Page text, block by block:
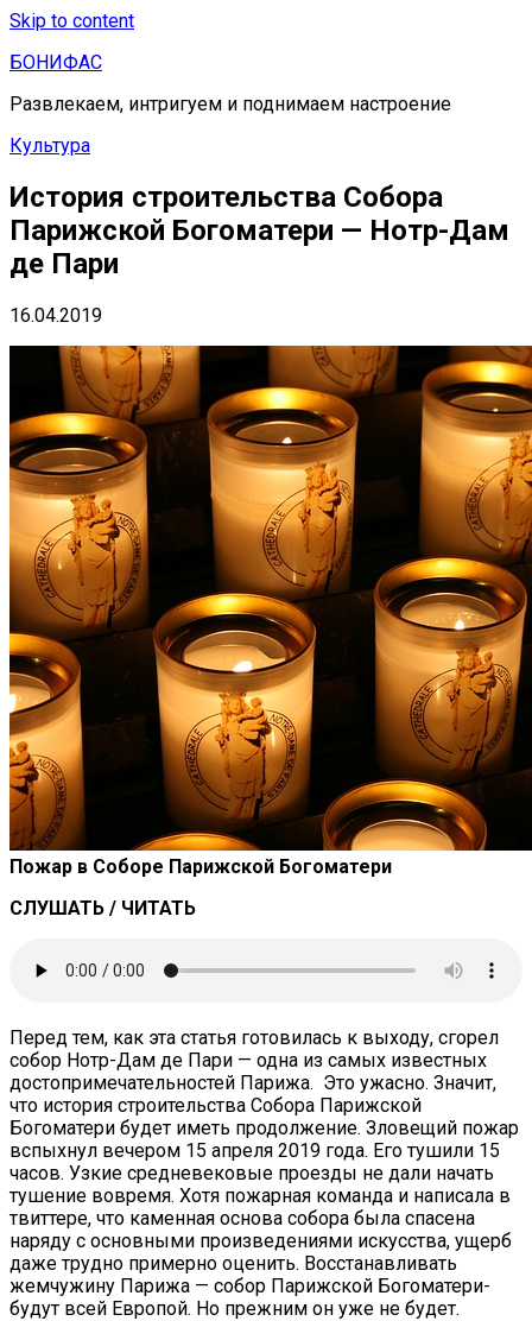
Skip to content
БОНИФАС
Развлекаем, интригуем и поднимаем настроение
Культура
История строительства Собора
Парижской Богоматери — Нотр-Дам
де Пари
16.04.2019
Пожар в Соборе Парижской Богоматери
СЛУШАТЬ / ЧИТАТЬ
Перед тем, как эта статья готовилась к выходу, сгорел
собор Нотр-Дам де Пари — одна из самых известных
достопримечательностей Парижа. Это ужасно. Значит,
что история строительства Собора Парижской
Богоматери будет иметь продолжение. Зловещий пожар
вспыхнул вечером 15 апреля 2019 года. Его тушили 15
часов. Узкие средневековые проезды не дали начать
тушение вовремя. Хотя пожарная команда и написала в
твиттере, что каменная основа собора была спасена
наряду с основными произведениями искусства, ущерб
даже трудно примерно оценить. Восстанавливать
жемчужину Парижа — собор Парижской Богоматери-
будут всей Европой. Но прежним он уже не будет.